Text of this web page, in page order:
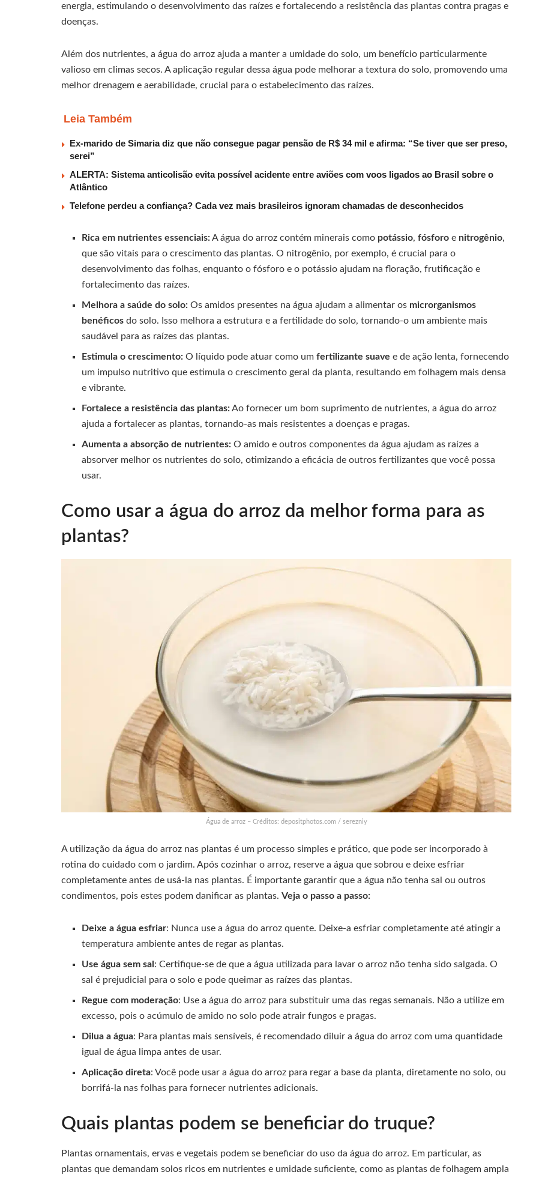
energia, estimulando o desenvolvimento das raízes e fortalecendo a resistência das plantas contra pragas e
doenças.
Além dos nutrientes, a água do arroz ajuda a manter a umidade do solo, um benefício particularmente
valioso em climas secos. A aplicação regular dessa água pode melhorar a textura do solo, promovendo uma
melhor drenagem e aerabilidade, crucial para o estabelecimento das raízes.
Leia Também
Ex-marido de Simaria diz que não consegue pagar pensão de R$ 34 mil e afirma: “Se tiver que ser preso,
serei”
ALERTA: Sistema anticolisão evita possível acidente entre aviões com voos ligados ao Brasil sobre o
Atlântico
Telefone perdeu a confiança? Cada vez mais brasileiros ignoram chamadas de desconhecidos
Rica em nutrientes essenciais:A água do arroz contém minerais como potássio,fósforo e nitrogênio,
que são vitais para o crescimento das plantas. O nitrogênio, por exemplo, é crucial para o
desenvolvimento das folhas, enquanto o fósforo e o potássio ajudam na floração, frutificação e
fortalecimento das raízes.
Melhora a saúde do solo: Os amidos presentes na água ajudam a alimentar os microrganismos
benéficos do solo. Isso melhora a estrutura e a fertilidade do solo, tornando-o um ambiente mais
saudável para as raízes das plantas.
Estimula o crescimento: O líquido pode atuar como umfertilizante suave e de ação lenta, fornecendo
um impulso nutritivo que estimula o crescimento geral da planta, resultando em folhagem mais densa
e vibrante.
Fortalece a resistência das plantas:Ao fornecer um bom suprimento de nutrientes, a água do arroz
ajuda a fortalecer as plantas, tornando-as mais resistentes a doenças e pragas.
Aumenta a absorção de nutrientes: O amido e outros componentes da água ajudam as raízes a
absorver melhor os nutrientes do solo, otimizando a eficácia de outros fertilizantes que você possa
usar.
Como usar a água do arroz da melhor forma para as
plantas?
Água de arroz – Créditos: depositphotos.com / serezniy
A utilização da água do arroz nas plantas é um processo simples e prático, que pode ser incorporado à
rotina do cuidado com o jardim. Após cozinhar o arroz, reserve a água que sobrou e deixe esfriar
completamente antes de usá-la nas plantas. É importante garantir que a água não tenha sal ou outros
condimentos, pois estes podem danificar as plantas. Veja o passo a passo:
Deixe a água esfriar: Nunca use a água do arroz quente. Deixe-a esfriar completamente até atingir a
temperatura ambiente antes de regar as plantas.
Use água sem sal : Certifique-se de que a água utilizada para lavar o arroz não tenha sido salgada. O
sal é prejudicial para o solo e pode queimar as raízes das plantas.
Regue com moderação: Use a água do arroz para substituir uma das regas semanais. Não a utilize em
excesso, pois o acúmulo de amido no solo pode atrair fungos e pragas.
Dilua a água: Para plantas mais sensíveis, é recomendado diluir a água do arroz com uma quantidade
igual de água limpa antes de usar.
Aplicação direta: Você pode usar a água do arroz para regar a base da planta, diretamente no solo, ou
borrifá-la nas folhas para fornecer nutrientes adicionais.
Quais plantas podem se beneficiar do truque?
Plantas ornamentais, ervas e vegetais podem se beneficiar do uso da água do arroz. Em particular, as
plantas que demandam solos ricos em nutrientes e umidade suficiente, como as plantas de folhagem ampla